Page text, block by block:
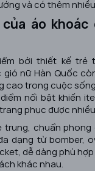
và có thêm
áo khoác
bởi thiết kế trẻ
nữ Hàn Quốc
cao trong cuộc
nổi bật khiến
phục được
trung, chuẩn phong
dạng từ bomber,
dễ dàng phù
khác nhau.